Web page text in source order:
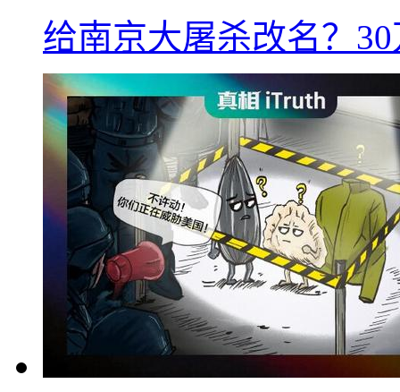
给南京大屠杀改名？